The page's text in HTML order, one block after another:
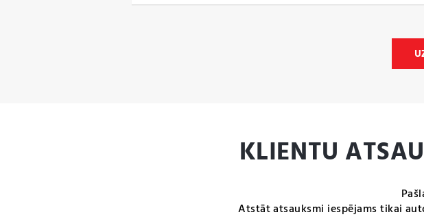
KLIENTU
Atstāt atsauksmi iespējams tikai